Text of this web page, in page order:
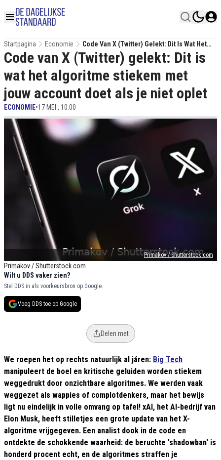
Startpagina Economie
Code Van X (Twitter) Gelekt: Dit Is Wat Het
Algoritme Stiekem Met Jouw Account Doet
Als Je Niet Oplet
Primakov / Shutterstock.com
Primakov / Shutterstock.com
Code van X (Twitter) gelekt: Dit is
wat het algoritme stiekem met
jouw account doet als je niet oplet
ECONOMIE•17 MEI , 10:00
Wilt u DDS vaker zien?
Stel DDS in als voorkeursbron op Google.
Voeg DDS toe op Google
Delen met
We roepen het op rechts natuurlijk al járen: Big Tech
manipuleert de boel en kritische geluiden worden stiekem
weggedrukt door onzichtbare algoritmes. We werden vaak
weggezet als wappies of complotdenkers, maar het bewijs
ligt nu eindelijk in volle omvang op tafel! xAI, het AI-bedrijf van
Elon Musk, heeft stilletjes een grote update van het X-
algoritme vrijgegeven. Een analist dook in de code en
ontdekte de schokkende waarheid: de beruchte 'shadowban' is
honderd procent echt, en de algoritmes straffen je